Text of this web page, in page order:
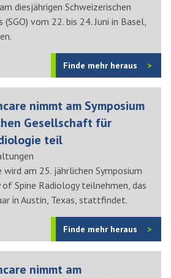
diesjährigen Schweizerischen
vom 22. bis 24. Juni in Basel,
Finde mehr heraus
nimmt am Symposium
Gesellschaft für
teil
am 25. jährlichen Symposium
of Spine Radiology teilnehmen, das
in Austin, Texas, stattfindet.
Finde mehr heraus
nimmt am